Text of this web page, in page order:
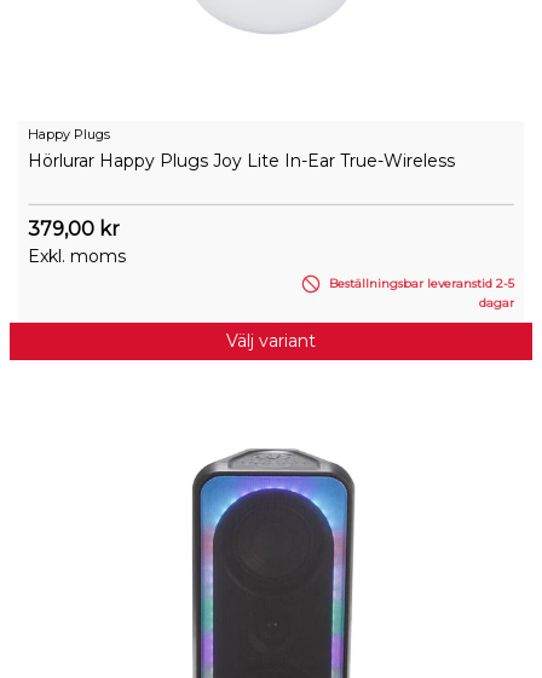
Happy Plugs
Hörlurar Happy Plugs Joy Lite In-Ear True-Wireless
379,00 kr
Exkl. moms
Beställningsbar leveranstid 2-5
dagar
Välj variant